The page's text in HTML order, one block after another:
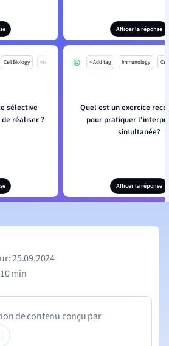
Afficer la réponse
Cell Biology Mo
sélective
réaliser ?
+ Add tag Immunology
Quel est un exercice
pour pratiquer
simultanée?
Afficer la réponse
25.09.2024
min
de contenu conçu par